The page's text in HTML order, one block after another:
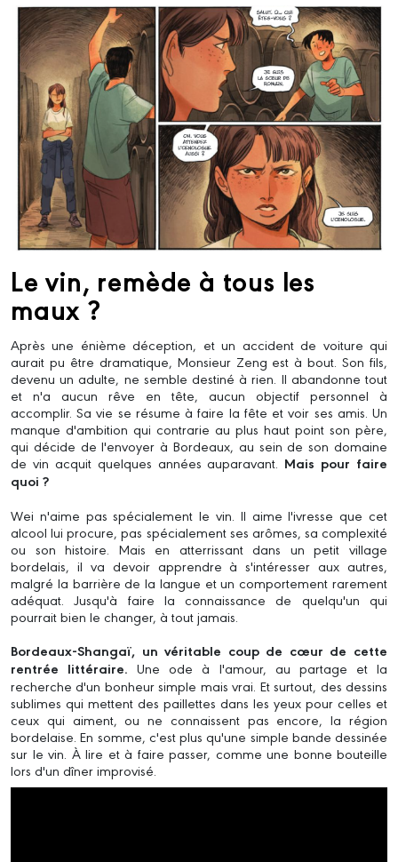
Le vin, remède à tous les
maux ?
Après une énième déception, et un accident de voiture qui
aurait pu être dramatique, Monsieur Zeng est à bout. Son fils,
devenu un adulte, ne semble destiné à rien. Il abandonne tout
et n'a aucun rêve en tête, aucun objectif personnel à
accomplir. Sa vie se résume à faire la fête et voir ses amis. Un
manque d'ambition qui contrarie au plus haut point son père,
qui décide de l'envoyer à Bordeaux, au sein de son domaine
de vin acquit quelques années auparavant. Mais pour faire
quoi ?
Wei n'aime pas spécialement le vin. Il aime l'ivresse que cet
alcool lui procure, pas spécialement ses arômes, sa complexité
ou son histoire. Mais en atterrissant dans un petit village
bordelais, il va devoir apprendre à s'intéresser aux autres,
malgré la barrière de la langue et un comportement rarement
adéquat. Jusqu'à faire la connaissance de quelqu'un qui
pourrait bien le changer, à tout jamais.
Bordeaux-Shangaï, un véritable coup de cœur de cette
rentrée littéraire.Une ode à l'amour, au partage et la
recherche d'un bonheur simple mais vrai. Et surtout, des dessins
sublimes qui mettent des paillettes dans les yeux pour celles et
ceux qui aiment, ou ne connaissent pas encore, la région
bordelaise. En somme, c'est plus qu'une simple bande dessinée
sur le vin. À lire et à faire passer, comme une bonne bouteille
lors d'un dîner improvisé.